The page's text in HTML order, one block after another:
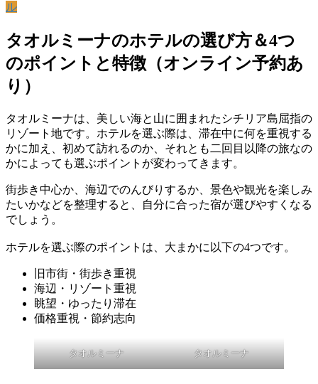
ル
タオルミーナのホテルの選び方＆4つ
のポイントと特徴（オンライン予約あ
り）
タオルミーナは、美しい海と山に囲まれたシチリア島屈指の
リゾート地です。ホテルを選ぶ際は、滞在中に何を重視する
かに加え、初めて訪れるのか、それとも二回目以降の旅なの
かによっても選ぶポイントが変わってきます。
街歩き中心か、海辺でのんびりするか、景色や観光を楽しみ
たいかなどを整理すると、自分に合った宿が選びやすくなる
でしょう。
ホテルを選ぶ際のポイントは、大まかに以下の4つです。
旧市街・街歩き重視
海辺・リゾート重視
眺望・ゆったり滞在
価格重視・節約志向
タオルミーナ タオルミーナ